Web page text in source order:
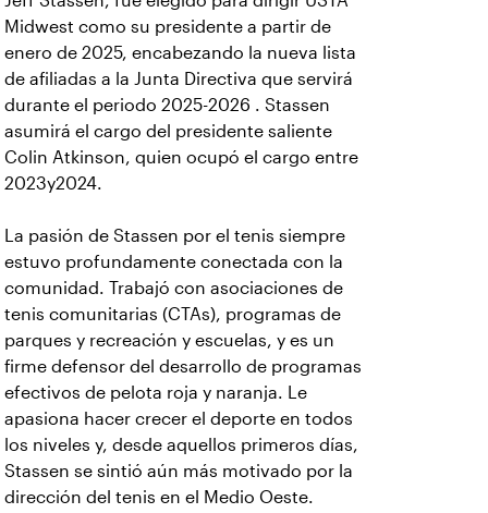
Midwest como su presidente a partir de
enero de 2025, encabezando la nueva lista
de afiliadas a la Junta Directiva que servirá
durante el periodo 2025-2026 . Stassen
asumirá el cargo del presidente saliente
Colin Atkinson, quien ocupó el cargo entre
2023y2024.
La pasión de Stassen por el tenis siempre
estuvo profundamente conectada con la
comunidad. Trabajó con asociaciones de
tenis comunitarias (CTAs), programas de
parques y recreación y escuelas, y es un
firme defensor del desarrollo de programas
efectivos de pelota roja y naranja. Le
apasiona hacer crecer el deporte en todos
los niveles y, desde aquellos primeros días,
Stassen se sintió aún más motivado por la
dirección del tenis en el Medio Oeste.